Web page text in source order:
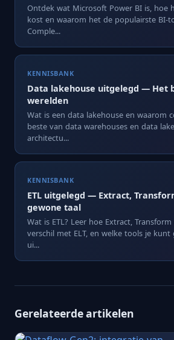
Ontdek wat Microsoft Power BI is, hoe
kost en waarom het de populairste BI-
Comple...
KENNISBANK
Data lakehouse uitgelegd — Het
werelden
Wat is een data lakehouse en waarom
beste van data warehouses en data
architectu...
KENNISBANK
ETL uitgelegd — Extract,
gewone taal
Wat is ETL? Leer hoe Extract,
verschil met ELT, en welke tools je kunt
ui...
Gerelateerde artikelen